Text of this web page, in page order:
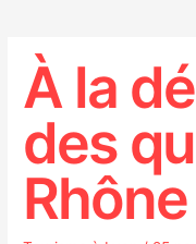
À la
des
Rhône